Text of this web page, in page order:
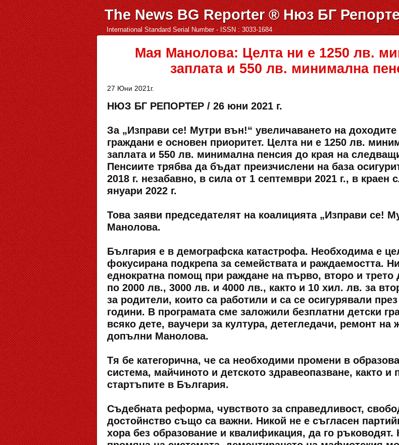
International Standard Serial Number - ISSN : 3033-1684
The News BG Reporter ® Нюз БГ
Мая Манолова: Целта ни е 1250 лв.
заплата и 550 лв. минимална
27 Юни 2021г.
НЮЗ БГ РЕПОРТЕР / 26 юни 2021 г.
За „Изправи се! Мутри вън!“ увеличаването на доходите
граждани е основен приоритет. Целта ни е 1250 лв.
заплата и 550 лв. минимална пенсия до края на
Пенсиите трябва да бъдат преизчислени на база
2018 г. незабавно, в сила от 1 септември 2021 г., в краен
януари 2022 г.
Това заяви председателят на коалицията „Изправи се!
Манолова.
България е в демографска катастрофа. Необходима е
фокусирана подкрепа за семействата и раждаемостта.
еднократна помощ при раждане на първо, второ и трето
по 2000 лв., 3000 лв. и 4000 лв., както и 10 хил. лв. за
за родители, които са работили и са се осигурявали
години. В програмата сме заложили безплатни детски
всяко дете, ваучери за култура, детегледачи, ремонт на
допълни Манолова.
Тя бе категорична, че са необходими промени в
система, майчиното и детското здравеопазване, както и
стартъпите в България.
Съдебната реформа, чувството за справедливост,
достойнство също са важни. Никой не е съгласен
хора без образование и квалификация, да го ръководят.